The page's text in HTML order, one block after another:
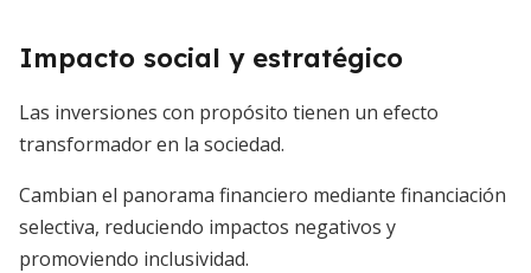
Impacto social y estratégico
Las inversiones con propósito tienen un efecto
transformador en la sociedad.
Cambian el panorama financiero mediante financiación
selectiva, reduciendo impactos negativos y
promoviendo inclusividad.